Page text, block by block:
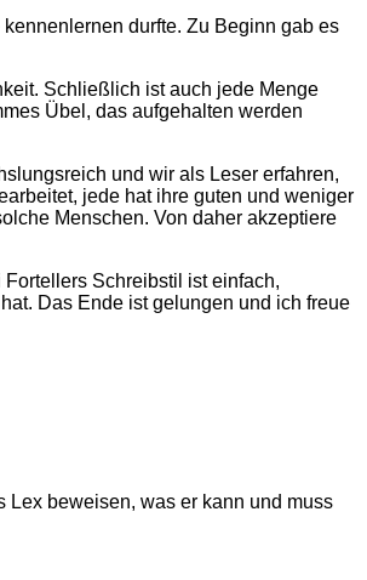
durfte. Zu Beginn gab es
Schließlich ist auch jede Menge
Übel, das aufgehalten werden
und wir als Leser erfahren,
jede hat ihre guten und weniger
Menschen. Von daher akzeptiere
Schreibstil ist einfach,
Das Ende ist gelungen und ich freue
Lex beweisen, was er kann und muss